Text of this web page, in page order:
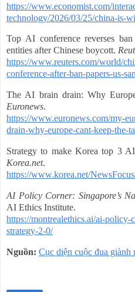
https://www.economist.com/
technology/2026/03/25/china-is-
Top AI conference reverses
entities after Chinese boycott.
https://www.reuters.com/world/
conference-after-ban-papers-us-
The AI brain drain: Why
Euronews.
https://www.euronews.com/my-
drain-why-europe-cant-keep-the-
Strategy to make Korea top 3
Korea.net.
https://www.korea.net/
AI Policy Corner: Singapore’s
AI Ethics Institute.
https://montrealethics.ai/ai-policy-
strategy-2-0/
Nguồn: Cục diện cuộc đua giành